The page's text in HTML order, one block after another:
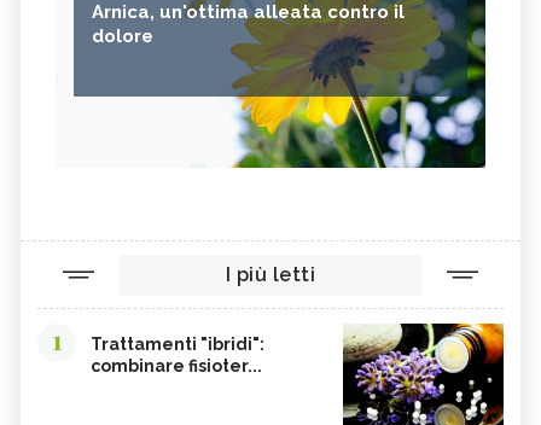
Arnica, un'ottima alleata contro il
dolore
I più letti
1
Trattamenti "ibridi":
combinare fisioter...